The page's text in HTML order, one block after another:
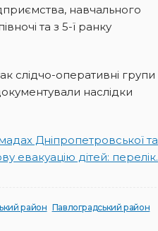
навчального
та з 5-ї ранку
слідчо-оперативні групи
наслідки
Дніпропетровської та
евакуацію дітей: перелік.
район Павлоградський район